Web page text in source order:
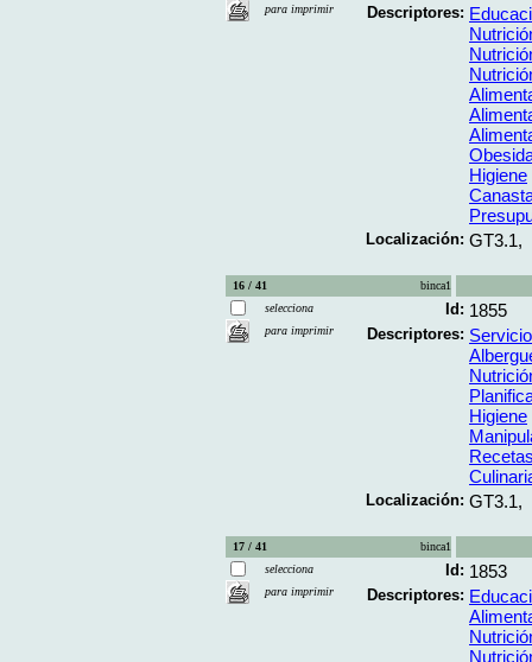
para imprimir
Descriptores:
Higiene
Localización: GT3.1,
16 / 41
binca1
selecciona
para imprimir
Id: 1855
Descriptores:
Higiene
Localización: GT3.1,
17 / 41
binca1
selecciona
para imprimir
Id: 1853
Descriptores: